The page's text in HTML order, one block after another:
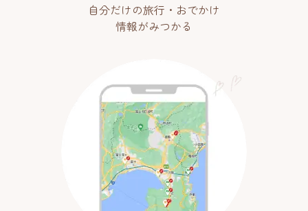
自分だけの旅行・おでかけ
情報がみつかる